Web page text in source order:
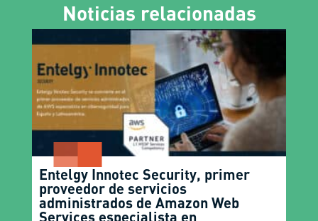
Noticias relacionadas
Entelgy Innotec Security, primer
proveedor de servicios
administrados de Amazon Web
Services especialista en